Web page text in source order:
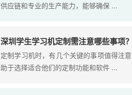
供应链和专业的生产能力，能够确保 ...
深圳学生学习机定制需注意哪些事项
定制学习机时，有几个关键的事项值得注
助于选择适合他们的定制功能和软件 ...